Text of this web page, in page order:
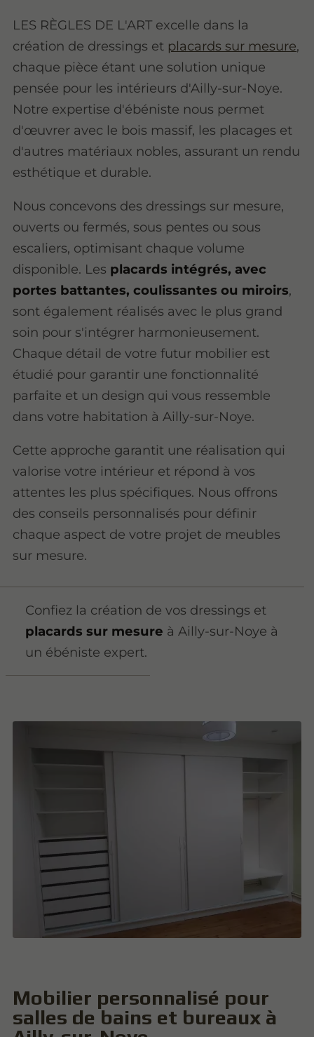
LES RÈGLES DE L'ART excelle dans la
création de dressings et placards sur mesure,
chaque pièce étant une solution unique
pensée pour les intérieurs d'Ailly-sur-Noye.
Notre expertise d'ébéniste nous permet
d'œuvrer avec le bois massif, les placages et
d'autres matériaux nobles, assurant un rendu
esthétique et durable.
Nous concevons des dressings sur mesure,
ouverts ou fermés, sous pentes ou sous
escaliers, optimisant chaque volume
disponible. Les placards intégrés, avec
portes battantes, coulissantes ou miroirs,
sont également réalisés avec le plus grand
soin pour s'intégrer harmonieusement.
Chaque détail de votre futur mobilier est
étudié pour garantir une fonctionnalité
parfaite et un design qui vous ressemble
dans votre habitation à Ailly-sur-Noye.
Cette approche garantit une réalisation qui
valorise votre intérieur et répond à vos
attentes les plus spécifiques. Nous offrons
des conseils personnalisés pour définir
chaque aspect de votre projet de meubles
sur mesure.
Confiez la création de vos dressings et
placards sur mesure à Ailly-sur-Noye à
un ébéniste expert.
Mobilier personnalisé pour
salles de bains et bureaux à